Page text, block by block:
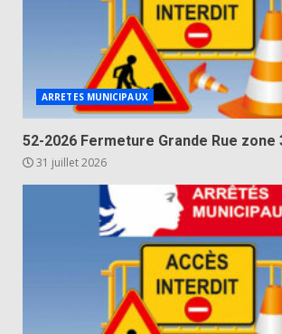
ARRETES MUNICIPAUX
52-2026 Fermeture Grande Rue zone
31 juillet 2026